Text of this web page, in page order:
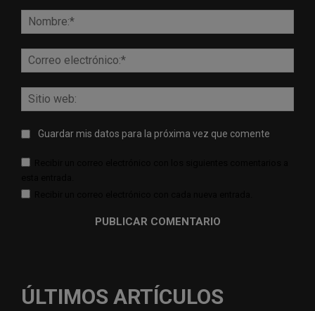
Guardar mis datos para la próxima vez que comente
ÚLTIMOS ARTÍCULOS